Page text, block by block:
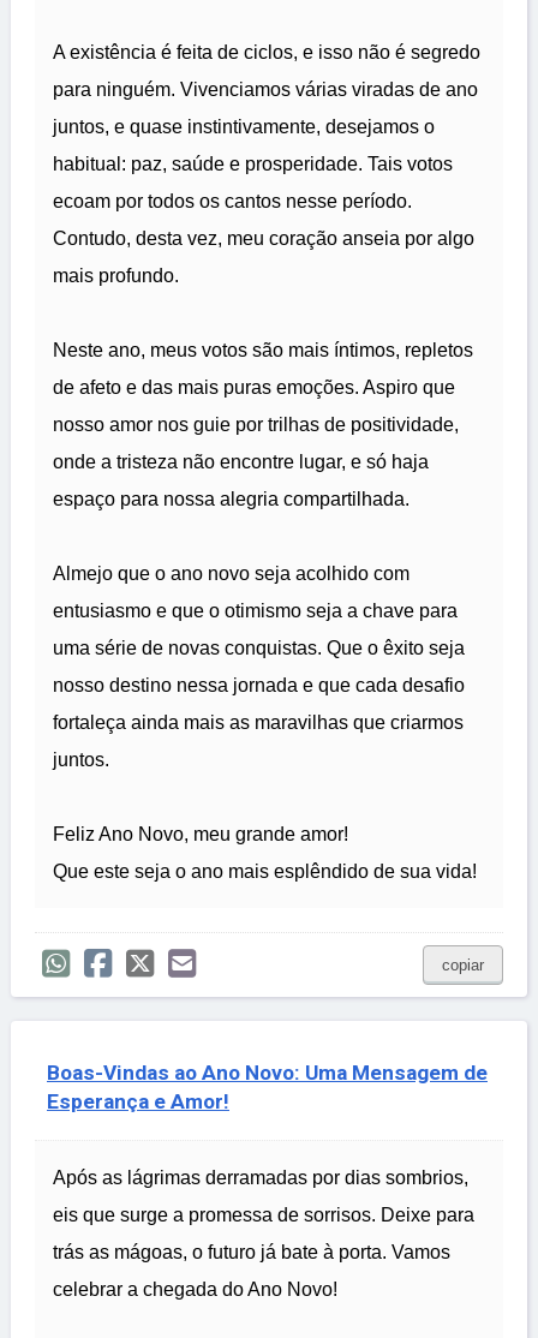
A existência é feita de ciclos, e isso não é segredo
para ninguém. Vivenciamos várias viradas de ano
juntos, e quase instintivamente, desejamos o
habitual: paz, saúde e prosperidade. Tais votos
ecoam por todos os cantos nesse período.
Contudo, desta vez, meu coração anseia por algo
mais profundo.
Neste ano, meus votos são mais íntimos, repletos
de afeto e das mais puras emoções. Aspiro que
nosso amor nos guie por trilhas de positividade,
onde a tristeza não encontre lugar, e só haja
espaço para nossa alegria compartilhada.
Almejo que o ano novo seja acolhido com
entusiasmo e que o otimismo seja a chave para
uma série de novas conquistas. Que o êxito seja
nosso destino nessa jornada e que cada desafio
fortaleça ainda mais as maravilhas que criarmos
juntos.
Feliz Ano Novo, meu grande amor!
Que este seja o ano mais esplêndido de sua vida!
copiar
Boas-Vindas ao Ano Novo: Uma Mensagem de
Esperança e Amor!
Após as lágrimas derramadas por dias sombrios,
eis que surge a promessa de sorrisos. Deixe para
trás as mágoas, o futuro já bate à porta. Vamos
celebrar a chegada do Ano Novo!